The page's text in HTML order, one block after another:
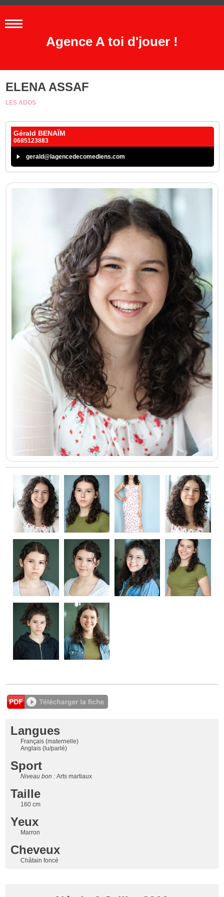
Agence A toi d'jouer !
ELENA ASSAF
LES ADOS
Gérald BENAÏM
0685123883
gerald@lagencedecomediens.com
Langues
Français (maternelle)
Anglais (lu/parlé)
Sport
Niveau bon :Arts martiaux
Taille
160 cm
Yeux
Marron
Cheveux
Châtain foncé